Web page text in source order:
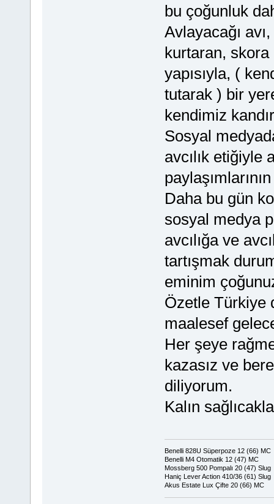
bu çoğunluk
Avlayacağı
kurtaran, skora
yapısıyla, (
tutarak ) bir
kendimiz
Sosyal
avcılık etiğiyle
Daha bu gün
sosyal medya
avcılığa ve
tartışmak
eminim
Özetle Türkiye
maalesef
Her şeye
kazasız ve
diliyorum.
Kalın
Benelli 828U Süperpoze 12 (66) MC
Benelli M4 Otomatik 12 (47) MC
Mossberg 500 Pompalı 20 (47) Slug
Haniç Lever Action 410/36 (61) Slug
Akus Estate Lux Çifte 20 (66) MC